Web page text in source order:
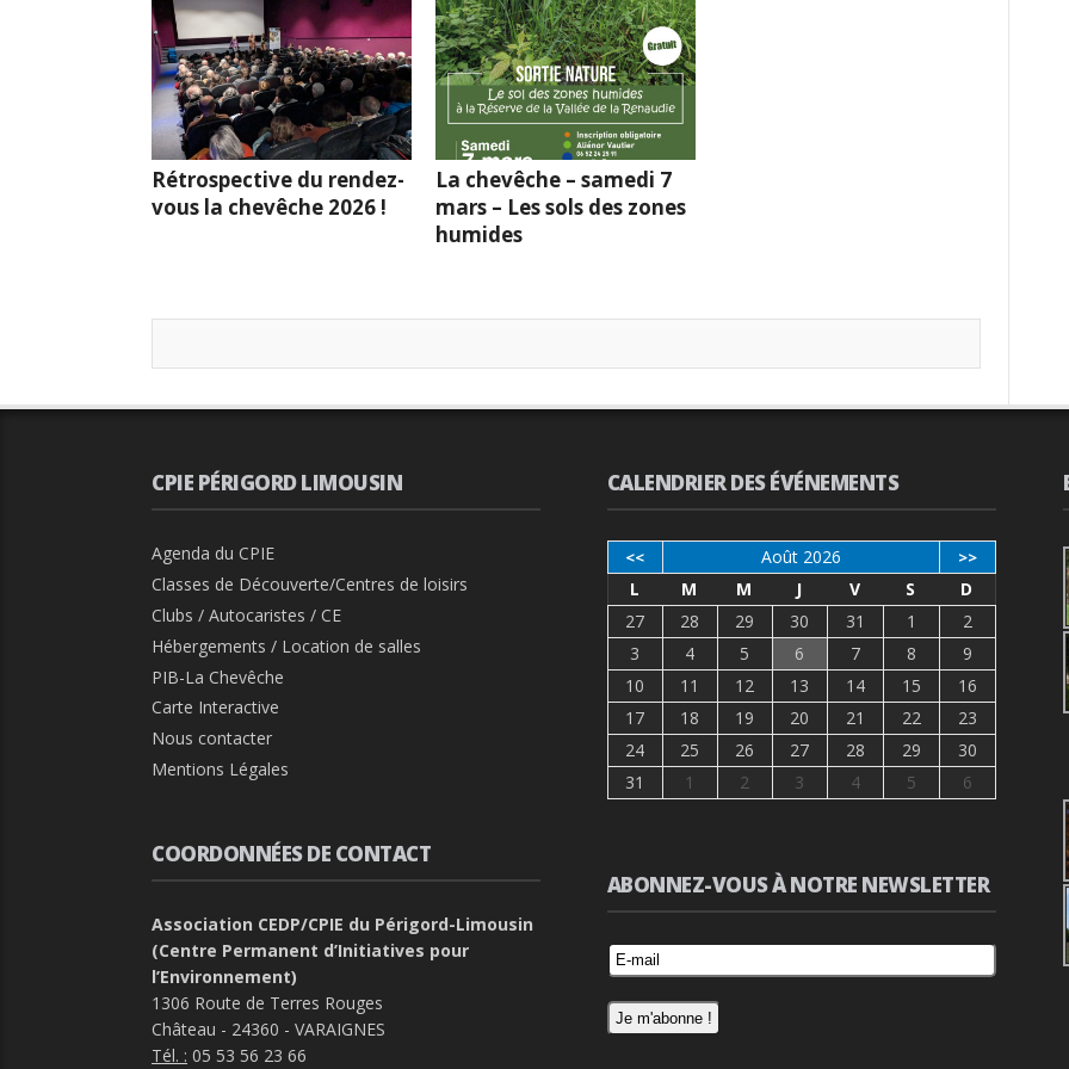
Rétrospective du rendez-
vous la chevêche 2026 !
La chevêche – samedi 7
mars – Les sols des zones
humides
CPIE PÉRIGORD LIMOUSIN
Agenda du CPIE
Classes de Découverte/Centres de loisirs
Clubs / Autocaristes / CE
Hébergements / Location de salles
PIB-La Chevêche
Carte Interactive
Nous contacter
Mentions Légales
COORDONNÉES DE CONTACT
Association CEDP/CPIE du Périgord-Limousin
(Centre Permanent d’Initiatives pour
l’Environnement)
1306 Route de Terres Rouges
Château - 24360 - VARAIGNES
Tél. : 05 53 56 23 66
CALENDRIER DES ÉVÉNEMENTS
<< Août 2026 >>
L M M J V S
D
27
28 29 30 31 1
2
3
4 5 6 7 8
9
10
11 12 13 14 15
16
17
18 19 20 21 22
23
24
25 26 27 28 29
30
31
1 2 3 4 5 6
ABONNEZ-VOUS À NOTRE NEWSLETTER